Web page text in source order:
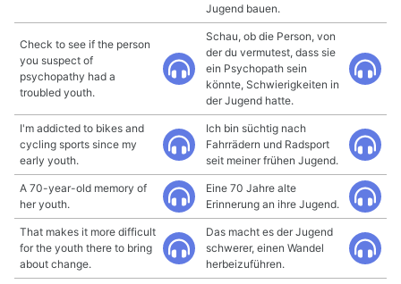
Jugend bauen.
Check to see if the person
you suspect of
psychopathy had a
troubled youth.
Schau, ob die Person, von
der du vermutest, dass sie
ein Psychopath sein
könnte, Schwierigkeiten in
der Jugend hatte.
I'm addicted to bikes and
cycling sports since my
early youth.
Ich bin süchtig nach
Fahrrädern und Radsport
seit meiner frühen Jugend.
A 70-year-old memory of
her youth.
Eine 70 Jahre alte
Erinnerung an ihre Jugend.
That makes it more difficult
for the youth there to bring
about change.
Das macht es der Jugend
schwerer, einen Wandel
herbeizuführen.